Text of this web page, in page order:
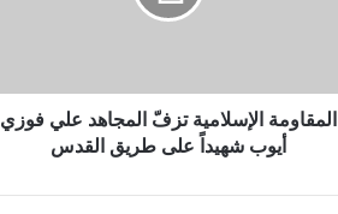
المقاومة الإسلامية تزفّ المجاهد علي فوزي
أيوب شهيداً على طريق القدس